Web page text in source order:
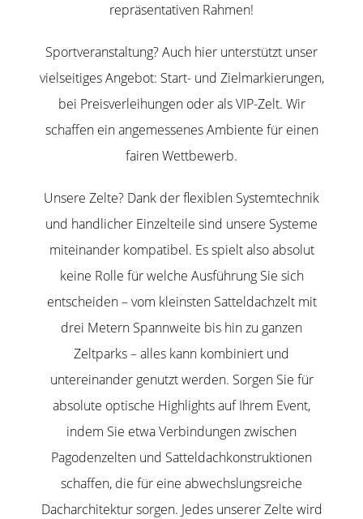
repräsentativen Rahmen!
Sportveranstaltung? Auch hier unterstützt unser
vielseitiges Angebot: Start- und Zielmarkierungen,
bei Preisverleihungen oder als VIP-Zelt. Wir
schaffen ein angemessenes Ambiente für einen
fairen Wettbewerb.
Unsere Zelte? Dank der flexiblen Systemtechnik
und handlicher Einzelteile sind unsere Systeme
miteinander kompatibel. Es spielt also absolut
keine Rolle für welche Ausführung Sie sich
entscheiden – vom kleinsten Satteldachzelt mit
drei Metern Spannweite bis hin zu ganzen
Zeltparks – alles kann kombiniert und
untereinander genutzt werden. Sorgen Sie für
absolute optische Highlights auf Ihrem Event,
indem Sie etwa Verbindungen zwischen
Pagodenzelten und Satteldachkonstruktionen
schaffen, die für eine abwechslungsreiche
Dacharchitektur sorgen. Jedes unserer Zelte wird